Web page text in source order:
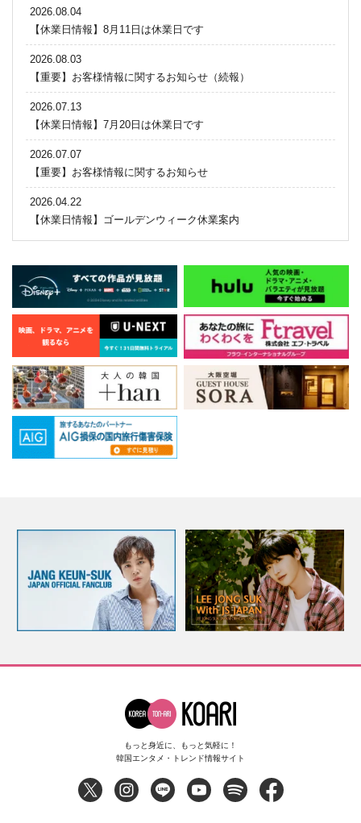
2026.08.04
【休業日情報】8月11日は休業日です
2026.08.03
【重要】お客様情報に関するお知らせ（続報）
2026.07.13
【休業日情報】7月20日は休業日です
2026.07.07
【重要】お客様情報に関するお知らせ
2026.04.22
【休業日情報】ゴールデンウィーク休業案内
もっと身近に、もっと気軽に！
韓国エンタメ・トレンド情報サイト